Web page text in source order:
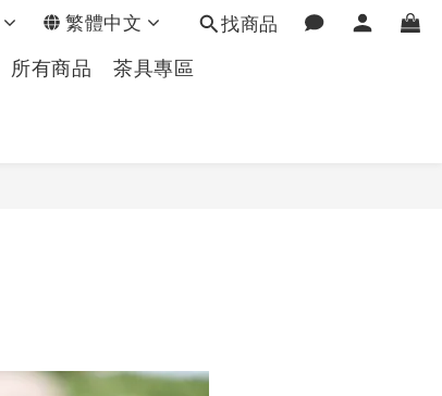
繁體中文 找商品
所有商品 茶具專區